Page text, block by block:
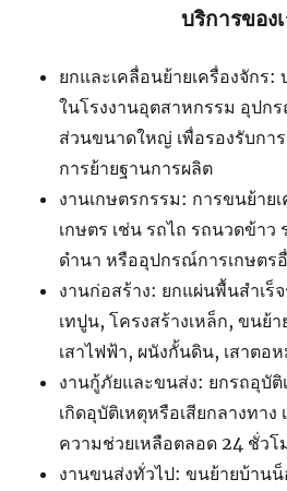
บริการของ
ยกและเคลื่อนย้ายเครื่องจักร:
ในโรงงานอุตสาหกรรม อุปก
ส่วนขนาดใหญ่ เพื่อรองรับกา
การย้ายฐานการผลิต
งานเกษตรกรรม: การขนย้าย
เกษตร เช่น รถไถ รถนวดข้าว
ดำนา หรืออุปกรณ์การเกษตร
งานก่อสร้าง: ยกแผ่นพื้นสำเร็
เทปูน, โครงสร้างเหล็ก, ขนย้
เสาไฟฟ้า, ผนังกั้นดิน, เสาตอ
งานกู้ภัยและขนส่ง: ยกรถอุบั
เกิดอุบัติเหตุหรือเสียกลางทา
ความช่วยเหลือตลอด 24 ชั่วโ
งานขนส่งทั่วไป: ขนย้ายบ้าน